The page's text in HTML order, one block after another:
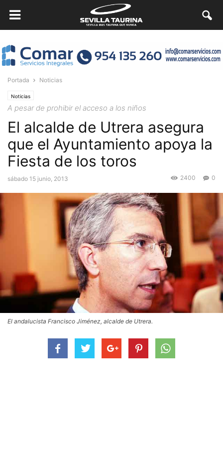
Portada Noticias
Noticias
A pesar de prohibir el acceso a los niños
El alcalde de Utrera asegura
que el Ayuntamiento apoya la
Fiesta de los toros
sábado 15 junio, 2013 0
2400
El andalucista Francisco Jiménez, alcalde de Utrera.